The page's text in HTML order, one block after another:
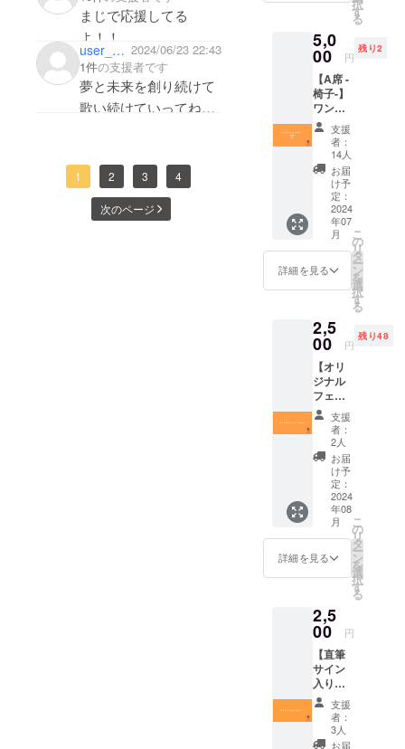
まじで応援してる
よ！！
millei成功させろお
お！！！！
user_54b249da9994 2024/06/23 22:43
1件の支援者です
夢と未来を創り続けて
歌い続けていってね。
ます。
1 2 3 4
次のページ
有効期
限：ラ
イブ当
日から1
週間
B席（ス
ディン
グ） 備
考 - 日
時：
2024年
7月26日
(金)
19:00開
19:30開
演 - 場
所：青
山 月見
ル君想
MoonR
omanti
や滞在
費：支
援者様
の交通
費や滞
在費は
各自で
ご負担
くださ
い。 -
入場方
法：当
日に受
付で
CAMPF
IREマイ
ページ
お見せ
いただ
くこと
でご入
場いた
だけま
す。
択
す
る
5,0
00 円
残り2
【A席 -
椅子-】
ワンマ
ンライ
ブチ
ケット -
お礼の
メッ
セージ -
ワンマ
ンライ
ブチ
ケット
A席（椅
子） 備
考 - 日
2024年
7月26日
(金)
19:00開
場 /
19:30開
演 - 場
所：青
山 月見
ル君想
MoonR
omanti
c - 支援
者様の
交通費
や滞在
費や滞
在費は
各自で
ご負担
くださ
い。 -
入場方
法：当
日に受
付で
支援
者：
14人
お届
け予
定：
2024
年07
月
詳細を見る
こ
の
リ
タ
ー
ン
を
選
択
す
る
2,5
00 円
残り48
【オリ
ジナル
フェイ
スタオ
ル】 -
お礼の
メッ
セージ -
オリジ
ナル
フェイ
スタオ
ル 備考
- 商品サ
イズ：
800mm
m - デザ
イン：
現在作
成中の
ため、
決まり
次第
SNSで
お知ら
せさせ
支援
者：
2人
お届
け予
定：
2024
年08
月
詳細を見る
こ
の
リ
タ
ー
ン
を
選
択
す
る
2,5
00 円
【直筆
サイン
入りポ
スト
カー
ド】 -
お礼の
支援
者：
3人
お届